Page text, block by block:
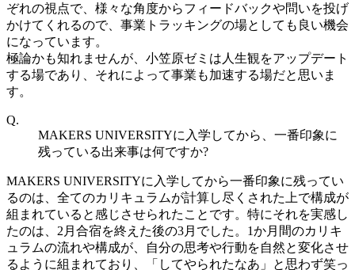
ぞれの視点で、様々な角度からフィードバックや問いを投げ
かけてくれるので、事業トラッキングの場としても良い機会
になっています。
極論かも知れませんが、小笠原ゼミは人生観をアップデート
する場であり、それによって事業も加速する場だと思いま
す。
Q.
MAKERS UNIVERSITYに入学してから、一番印象に
残っている出来事は何ですか?
MAKERS UNIVERSITYに入学してから一番印象に残ってい
るのは、全てのカリキュラムが計算し尽くされた上で構成が
組まれていると感じさせられたことです。特にそれを実感し
たのは、2月合宿を終えた後の3月でした。1か月間のカリキ
ュラムの流れや構成が、自分の思考や行動を自然と変化させ
るように組まれており、「してやられたなあ」と思わず笑っ